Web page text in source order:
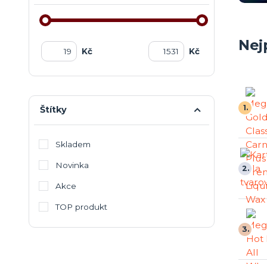
1.
2.
3.
Kč Kč
Štítky
Skladem
Novinka
Akce
TOP produkt